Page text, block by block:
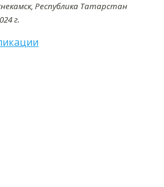
Республика Татарстан
г.